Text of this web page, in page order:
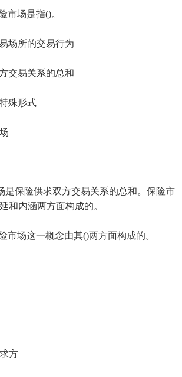
场是指()。
所的交易行为
易关系的总和
殊形式
保险供求双方交易关系的总和。保险市
和内涵两方面构成的。
场这一概念由其()两方面构成的。
方